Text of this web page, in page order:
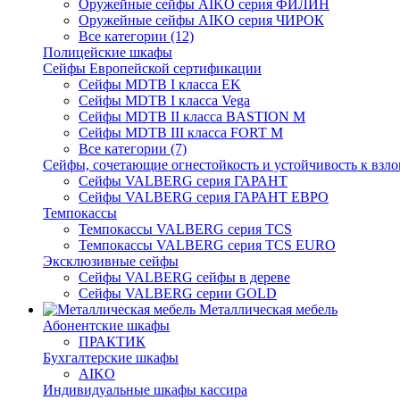
Оружейные сейфы AIKO серия ФИЛИН
Оружейные сейфы AIKO серия ЧИРОК
Все категории (12)
Полицейские шкафы
Сейфы Европейской сертификации
Сейфы MDTB I класса EK
Сейфы MDTB I класса Vega
Сейфы MDTB II класса BASTION M
Сейфы MDTB III класса FORT M
Все категории (7)
Сейфы, сочетающие огнестойкость и устойчивость к
Сейфы VALBERG серия ГАРАНТ
Сейфы VALBERG серия ГАРАНТ ЕВРО
Темпокассы
Темпокассы VALBERG серия TCS
Темпокассы VALBERG серия TCS EURO
Эксклюзивные сейфы
Сейфы VALBERG сейфы в дереве
Сейфы VALBERG серии GOLD
Металлическая мебель
Абонентские шкафы
ПРАКТИК
Бухгалтерские шкафы
AIKO
Индивидуальные шкафы кассира